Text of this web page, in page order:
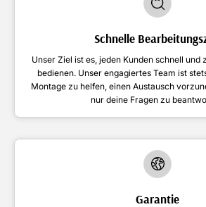
Schnelle
Unser Ziel ist es, jeden Kunden schnell und
bedienen. Unser engagiertes Team ist
Montage zu helfen, einen Austausch
nur deine Fragen zu
Garantie